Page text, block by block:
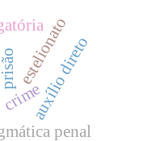
crime
penal
auxílio direto
estelionato
prisão